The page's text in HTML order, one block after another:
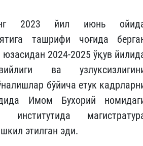
2023 йил июнь
ташрифи чоғида
2024-2025 ўқув
ва
бўйича етук
Имом Бухорий
этилган эди.